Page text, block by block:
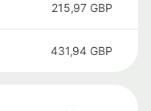
215,97 GBP
431,94 GBP